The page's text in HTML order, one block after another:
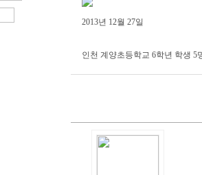
2013년 12월 27일
인천 계양초등학교 6학년 학생 5